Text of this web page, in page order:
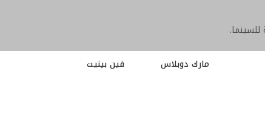
مارك دوبلاس فين بينيت